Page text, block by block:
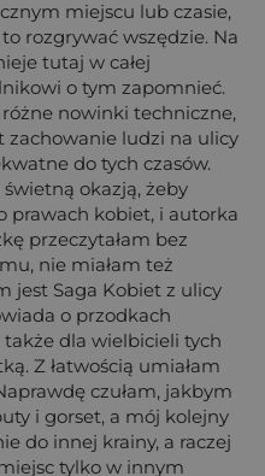
miejscu lub czasie,
rozgrywać wszędzie. Na
tutaj w całej
o tym zapomnieć.
nowinki techniczne,
zachowanie ludzi na ulicy
do tych czasów.
okazją, żeby
prawach kobiet, i autorka
przeczytałam bez
nie miałam też
jest Saga Kobiet z ulicy
o przodkach
także dla wielbicieli tych
Z łatwością umiałam
czułam, jakbym
i gorset, a mój kolejny
do innej krainy, a raczej
tylko w innym